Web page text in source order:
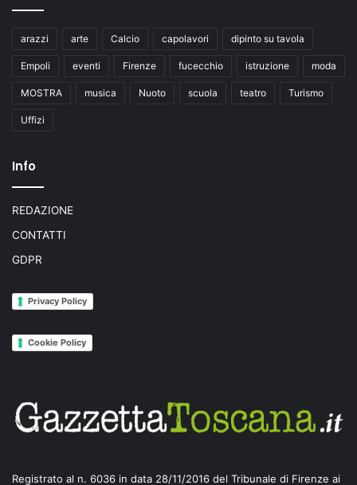
arazzi arte Calcio capolavori dipinto su tavola
Empoli eventi Firenze fucecchio istruzione moda
MOSTRA musica Nuoto scuola teatro Turismo
Uffizi
Info
REDAZIONE
CONTATTI
GDPR
Privacy Policy
Cookie Policy
Registrato al n. 6036 in data 28/11/2016 del Tribunale di Firenze ai